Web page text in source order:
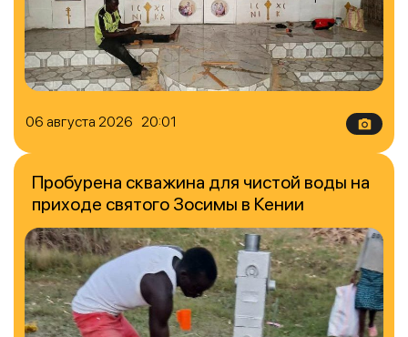
06 августа 2026 20:01
Пробурена скважина для чистой воды на
приходе святого Зосимы в Кении